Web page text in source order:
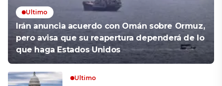
Ultimo
Irán anuncia acuerdo con Omán sobre Ormuz,
pero avisa que su reapertura dependerá de lo
que haga Estados Unidos
Ultimo